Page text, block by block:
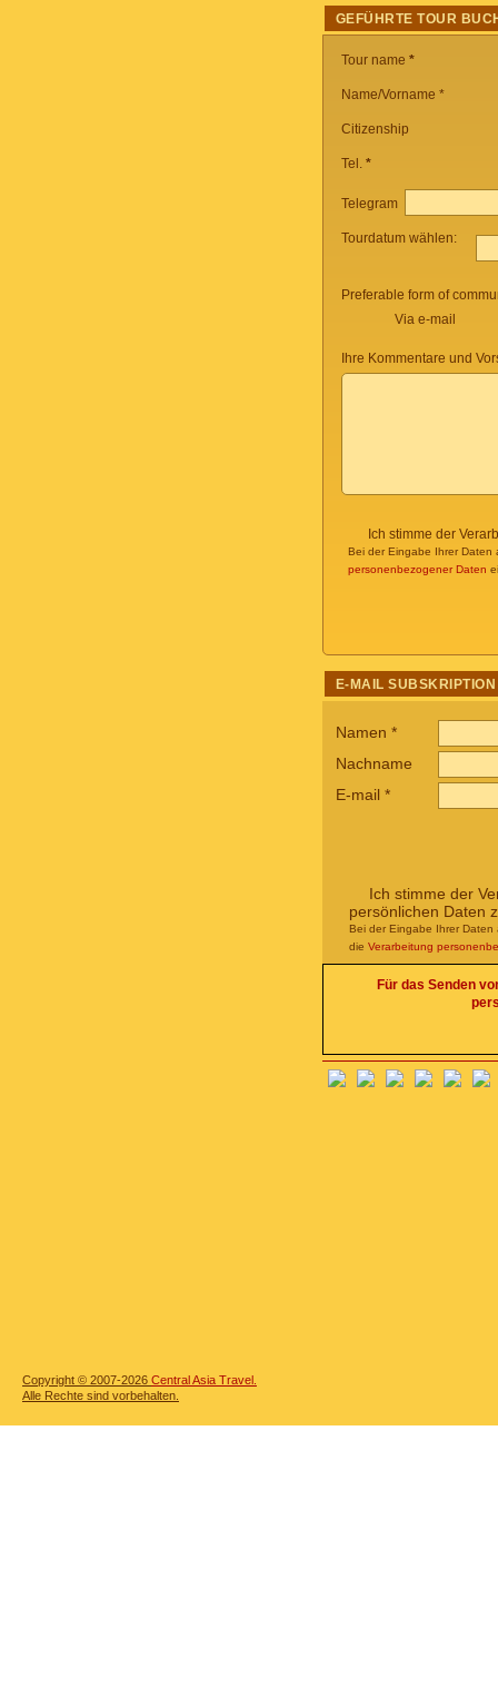
GEFÜHRTE TOUR
Tour name *
Name/Vorname *
Citizenship
Tel. *
Telegram
Tourdatum wählen:
Preferable form of
Via e-mail
Ihre Kommentare und
Ich stimme der
Bei der Eingabe Ihrer Daten
personenbezogener Daten
E-MAIL SUBSKRIPTION
Namen *
Nachname
E-mail *
Ich stimme der
persönlichen Daten
Bei der Eingabe Ihrer Daten
die Verarbeitung
Für das Senden
Copyright © 2007-2026 Central Asia Travel.
Alle Rechte sind vorbehalten.